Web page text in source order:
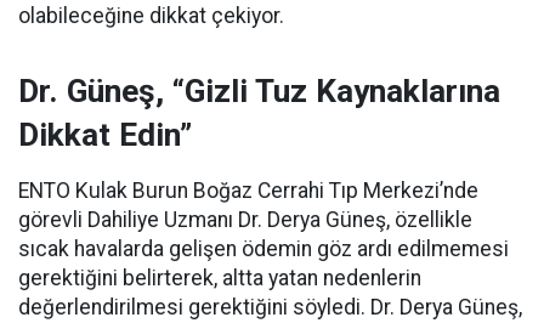
olabileceğine dikkat çekiyor.
Dr. Güneş, “Gizli Tuz Kaynaklarına
Dikkat Edin”
ENTO Kulak Burun Boğaz Cerrahi Tıp Merkezi’nde
görevli Dahiliye Uzmanı Dr. Derya Güneş, özellikle
sıcak havalarda gelişen ödemin göz ardı edilmemesi
gerektiğini belirterek, altta yatan nedenlerin
değerlendirilmesi gerektiğini söyledi. Dr. Derya Güneş,